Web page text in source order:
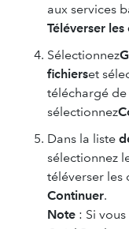
aux services
Téléverser
Sélectionnez
fichierset
téléchargé de
sélectionnez
Dans la liste
sélectionnez
téléverser les
Continuer.
Note : Si